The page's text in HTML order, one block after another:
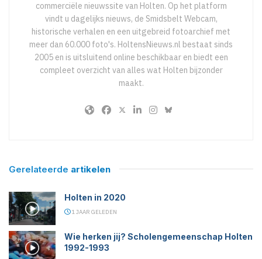
commerciële nieuwssite van Holten. Op het platform
vindt u dagelijks nieuws, de Smidsbelt Webcam,
historische verhalen en een uitgebreid fotoarchief met
meer dan 60.000 foto's. HoltensNieuws.nl bestaat sinds
2005 en is uitsluitend online beschikbaar en biedt een
compleet overzicht van alles wat Holten bijzonder
maakt.
Gerelateerde artikelen
Holten in 2020
1 JAAR GELEDEN
Wie herken jij? Scholengemeenschap Holten
1992-1993